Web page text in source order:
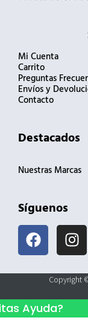
Mi Cuenta
Carrito
Preguntas
Envíos y
Contacto
Destacados
Nuestras Marcas
Síguenos
F
a
e
o
o
I
n
t
r
Copyright
Ayuda?